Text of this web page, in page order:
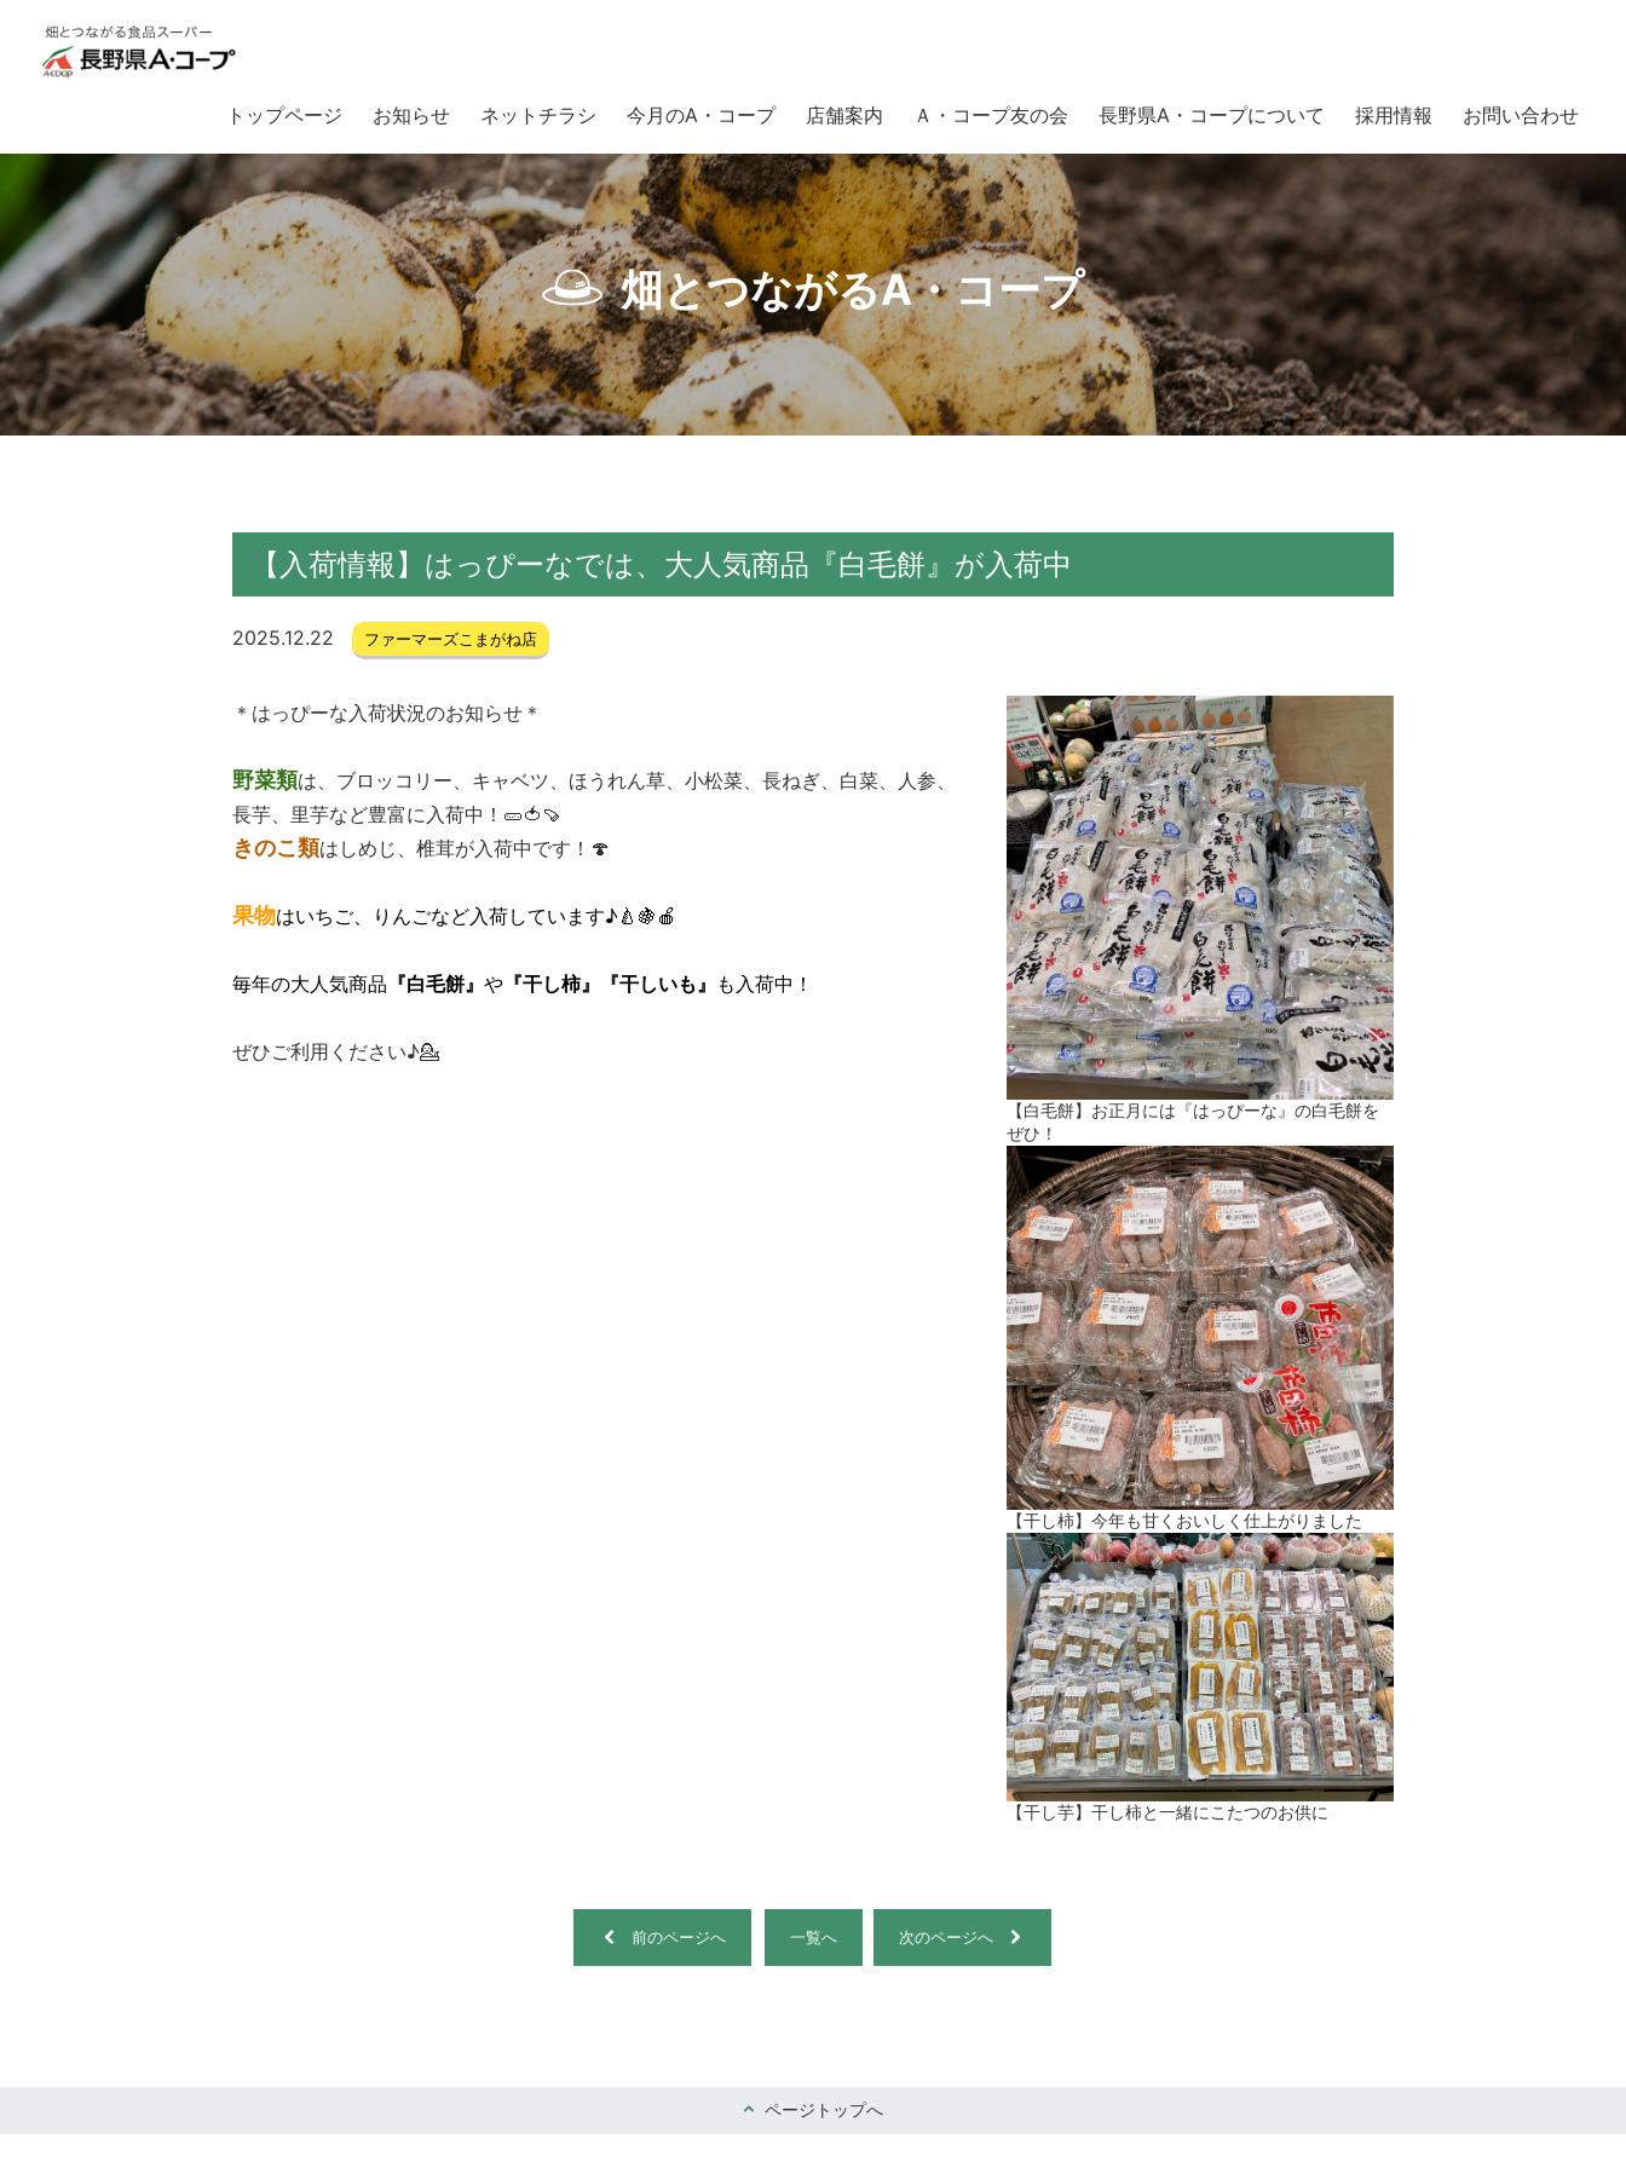
トップページ お知らせ ネットチラシ 今月のA・コープ 店舗案内 Ａ・コープ友の会 長野県A・コープについて 採用情報 お問い合わせ
畑とつながるA・コープ 【入荷情報】はっぴーなでは、大人気商品『白毛餅』が入荷中
畑とつながるA・コープ
【入荷情報】はっぴーなでは、大人気商品『白毛餅』が入荷中
2025.12.22 ファーマーズこまがね店
【白毛餅】お正月には『はっぴーな』の白毛餅を
ぜひ！
【干し柿】今年も甘くおいしく仕上がりました
【干し芋】干し柿と一緒にこたつのお供に
＊はっぴーな入荷状況のお知らせ＊
野菜類は、ブロッコリー、キャベツ、ほうれん草、小松菜、長ねぎ、白菜、人参、
長芋、里芋など豊富に入荷中！🥒🍅🍠
きのこ類はしめじ、椎茸が入荷中です！🍄
果物はいちご、りんごなど入荷しています♪🍐🍇🍎
毎年の大人気商品 『白毛餅』 や 『干し柿』『干しいも』 も入荷中！
ぜひご利用ください♪💁
前のページへ 一覧へ 次のページへ
ページトップへ